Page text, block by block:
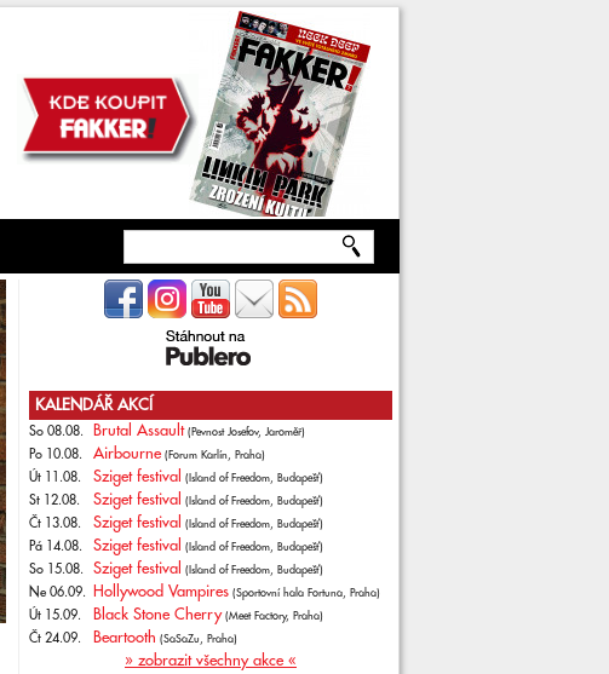
KALENDÁŘ AKCÍ
So 08.08. Brutal Assault (Pevnost Josefov, Jaroměř)
Po 10.08. Airbourne (Forum Karlín, Praha)
Út 11.08. Sziget festival (Island of Freedom, Budapešť)
St 12.08. Sziget festival (Island of Freedom, Budapešť)
Čt 13.08. Sziget festival (Island of Freedom, Budapešť)
Pá 14.08. Sziget festival (Island of Freedom, Budapešť)
So 15.08. Sziget festival (Island of Freedom, Budapešť)
Ne 06.09. Hollywood Vampires (Sportovní hala Fortuna, Praha)
Út 15.09. Black Stone Cherry (Meet Factory, Praha)
Čt 24.09. Beartooth (SaSaZu, Praha)
» zobrazit všechny akce «